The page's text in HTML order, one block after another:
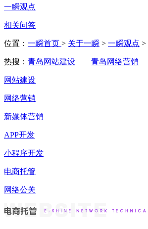
一瞬观点
相关问答
位置： 一瞬首页 > 关于一瞬 > 一瞬观点 >
热搜： 青岛网站建设 青岛网络营销
网站建设
网络营销
新媒体营销
APP开发
小程序开发
电商托管
网络公关